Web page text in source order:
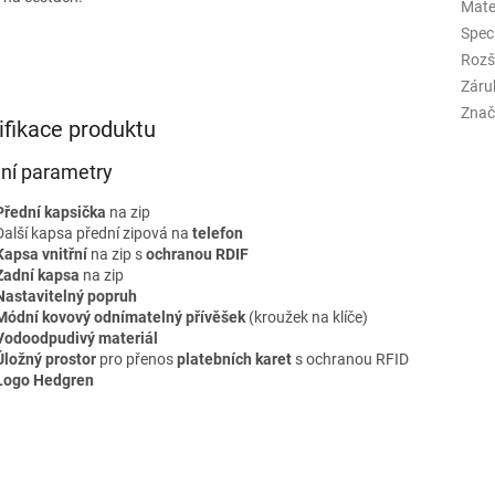
produktu
parametry
kapsička na zip
kapsa přední zipová na telefon
vnitřnína zip sochranou RDIF
kapsa na zip
popruh
kovový odnímatelný přívěšek(kroužek na klíče)
materiál
prostorpro přenosplatebních karets ochranou RFID
Hedgren